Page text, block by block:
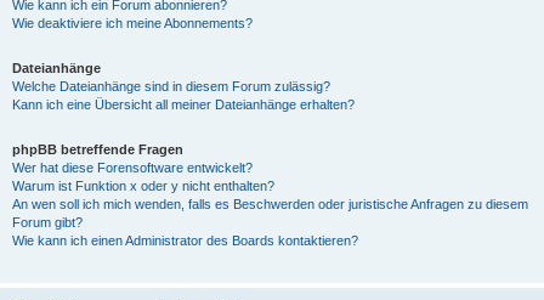
Wie kann ich ein Forum abonnieren?
Wie deaktiviere ich meine Abonnements?
Dateianhänge
Welche Dateianhänge sind in diesem Forum zulässig?
Kann ich eine Übersicht all meiner Dateianhänge erhalten?
phpBB betreffende Fragen
Wer hat diese Forensoftware entwickelt?
Warum ist Funktion x oder y nicht enthalten?
An wen soll ich mich wenden, falls es Beschwerden oder juristische Anfragen zu diesem
Forum gibt?
Wie kann ich einen Administrator des Boards kontaktieren?